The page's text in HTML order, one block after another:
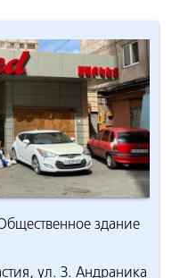
здание
ул. З. Андраника